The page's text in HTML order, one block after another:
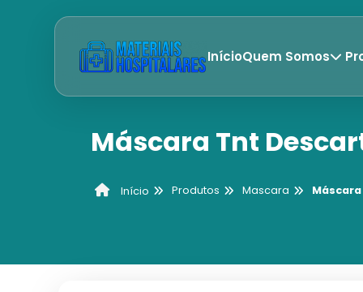
InícioQuem Somos
Máscara Tnt
Início Produtos Mascara